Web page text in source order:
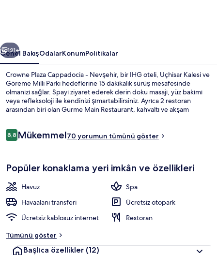
için
fotoğraf
galerisi
Sonraki
121+
Genel BakışOdalarKonumPolitikalar
Crowne Plaza Cappadocia - Nevşehir, bir IHG oteli, Uçhisar Kalesi ve
Göreme Milli Parkı hedeflerine 15 dakikalık sürüş mesafesinde
olmanızı sağlar. Spayı ziyaret ederek derin doku masajı, yüz bakımı
veya refleksoloji ile kendinizi şımartabilirsiniz. Ayrıca 2 restoran
arasından biri olan Gurme Main Restaurant, kahvaltı ve akşam
Yorumlar
8,88,8/10
Mükemmel70 yorumun tümünü göster
Popüler konaklama yeri imkân ve özellikleri
Havuz
Spa
Havaalanı transferi
Ücretsiz otopark
Ücretsiz kablosuz internet
Restoran
Tümünü göster
Başlıca özellikler (12)